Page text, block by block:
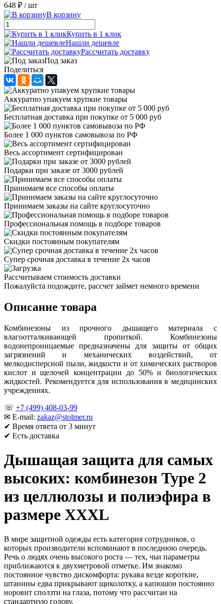
648 ₽ / шт
В корзину
Купить в 1 клик
Нашли дешевле
Рассчитать доставку
Под заказ
Поделиться
Аккуратно упакуем хрупкие товары
Бесплатная доставка при покупке от 5 000 руб
Более 1 000 пунктов самовывоза по РФ
Весь ассортимент сертифицирован
Подарки при заказе от 3000 рублей
Принимаем все способы оплаты
Принимаем заказы на сайте круглосуточно
Профессиональная помощь в подборе товаров
Скидки постоянным покупателям
Супер срочная доставка в течение 2х часов
Рассчитываем стоимость доставки
Пожалуйста подождите, рассчет займет немного времени
Описание товара
Комбинезоны из прочного дышащего материала с
влагоотталкивающей пропиткой. Комбинезоны
водонепроницаемые предназначены для защиты от общих
загрязнений и механических воздействий, от
мелкодисперсной пыли, жидкости и от химических растворов
кислот и щелочей концентрации до 50% и биологических
жидкостей. Рекомендуется для использования в медицинских
учреждениях.
☏ +7 (499) 408-03-99
✉ E-mail: zakaz@stolmer.ru
✔ Время ответа от 3 минут
✔ Есть доставка
Дышащая защита для самых
высоких: комбинезон Type 2
из целлюлозы и полиэфира в
размере XXXL
В мире защитной одежды есть категория сотрудников, о
которых производители вспоминают в последнюю очередь.
Речь о людях очень высокого роста — тех, чьи параметры
приближаются к двухметровой отметке. Им знакомо
постоянное чувство дискомфорта: рукава везде короткие,
штанины едва прикрывают щиколотку, а капюшон постоянно
норовит сползти на глаза, потому что рассчитан на
стандартную голову.